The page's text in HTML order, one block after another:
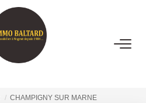
CHAMPIGNY SUR MARNE